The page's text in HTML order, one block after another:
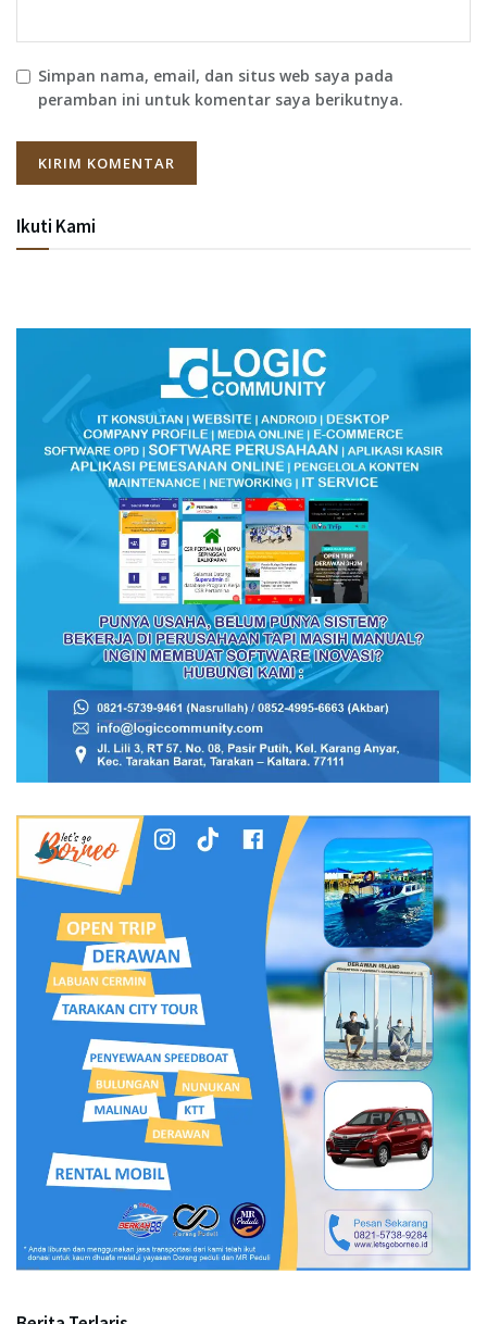
Simpan nama, email, dan situs web saya pada
peramban ini untuk komentar saya berikutnya.
Ikuti Kami